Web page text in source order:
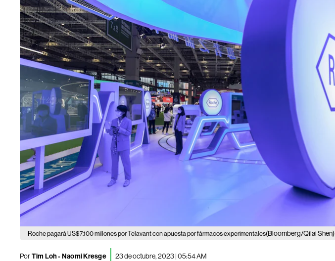
Roche pagará US$7.100 millones por Telavant con apuesta por fármacos experimentales(Bloomberg/Qilai Shen)
PorTim Loh - Naomi Kresge 23 de octubre, 2023 | 05:54 AM